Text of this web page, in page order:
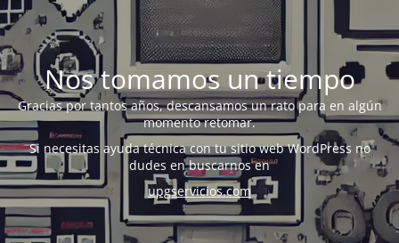
Nos tomamos un tiempo
Gracias por tantos años, descansamos un rato para en algún
momento retomar.
Si necesitas ayuda técnica con tu sitio web WordPress no
dudes en buscarnos en
upgservicios.com